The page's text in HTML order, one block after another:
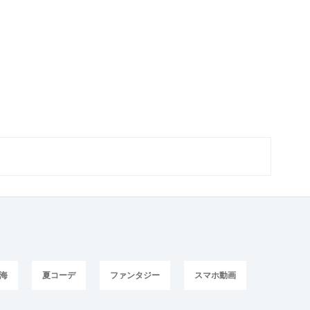
海 夏コーデ ファンタジー スマホ動画